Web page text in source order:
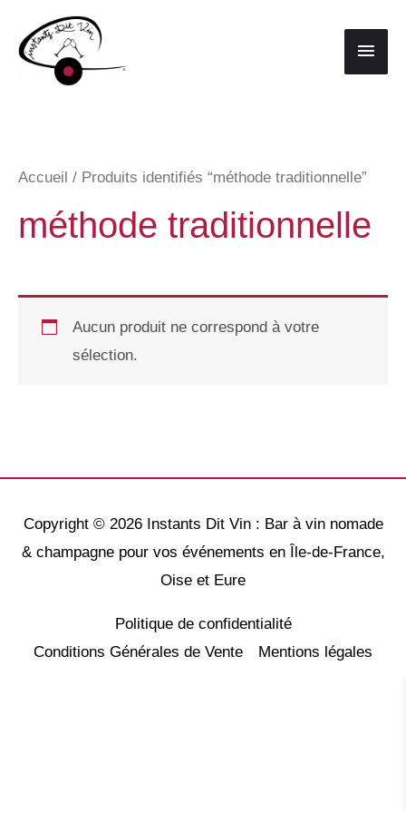
contenu
Accueil / Produits identifiés “méthode traditionnelle”
méthode traditionnelle
Aucun produit ne correspond à votre
sélection.
Copyright © 2026 Instants Dit Vin : Bar à vin nomade
& champagne pour vos événements en Île-de-France,
Oise et Eure
Politique de confidentialité
Conditions Générales de Vente
Mentions légales